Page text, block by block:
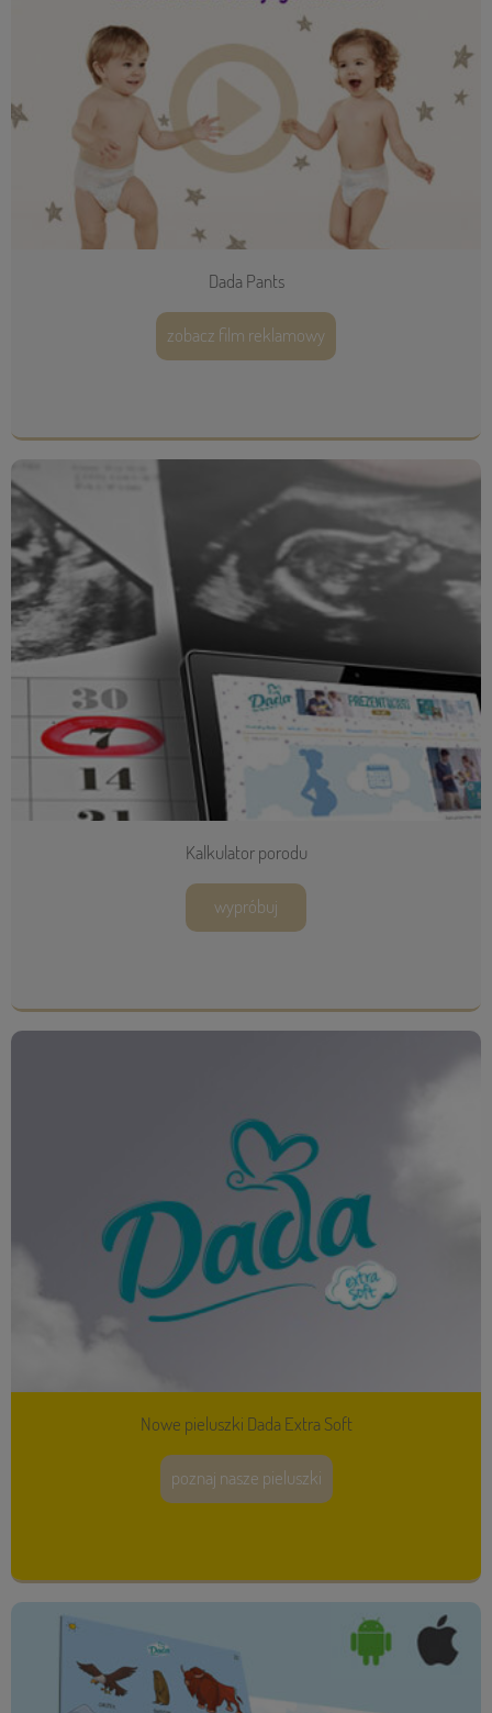
Dada Pants
zobacz film reklamowy
Kalkulator porodu
wypróbuj
Nowe pieluszki Dada Extra Soft
poznaj nasze pieluszki